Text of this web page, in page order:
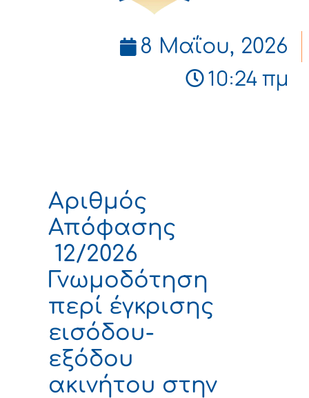
8 Μαΐου, 2026
10:24 πμ
Αριθμός
Απόφασης
12/2026
Γνωμοδότηση
περί έγκρισης
εισόδου-
εξόδου
ακινήτου στην